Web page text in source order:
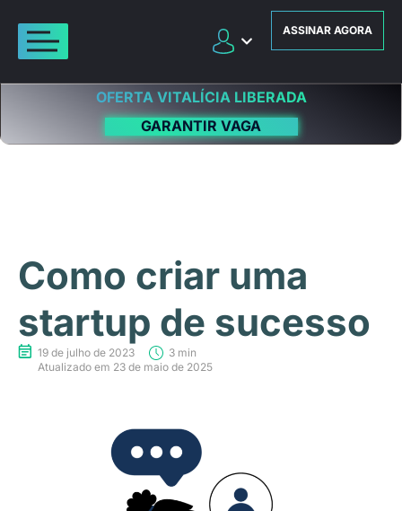
ASSINAR AGORA
OFERTA VITALÍCIA LIBERADA
GARANTIR VAGA
Como criar uma
startup de sucesso
19 de julho de 2023
3 min
Atualizado em 23 de maio de 2025